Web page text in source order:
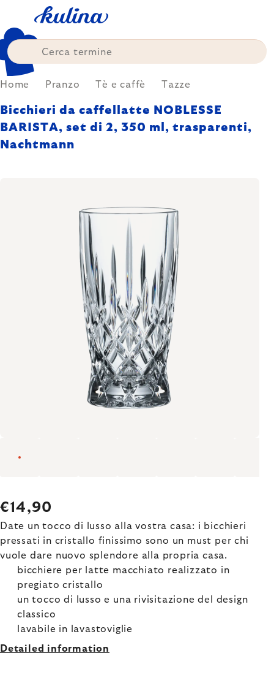
content
Home Pranzo Tè e caffè Tazze
Bicchieri da caffellatte NOBLESSE
BARISTA, set di 2, 350 ml, trasparenti,
Nachtmann
€14,90
Date un tocco di lusso alla vostra casa: i bicchieri
pressati in cristallo finissimo sono un must per chi
vuole dare nuovo splendore alla propria casa.
bicchiere per latte macchiato realizzato in
pregiato cristallo
un tocco di lusso e una rivisitazione del design
classico
lavabile in lavastoviglie
Detailed information